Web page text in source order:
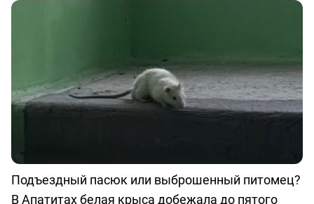
Подъездный пасюк или выброшенный питомец?
В Апатитах белая крыса добежала до пятого